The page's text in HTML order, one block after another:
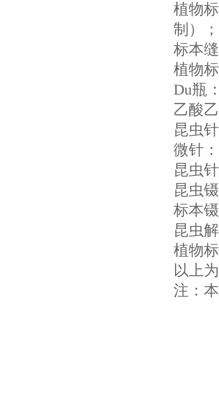
植物
制）；
标本
植物
Du瓶
乙酸
昆虫
微针
昆虫
昆虫
标本
昆虫
植物
以上
注：